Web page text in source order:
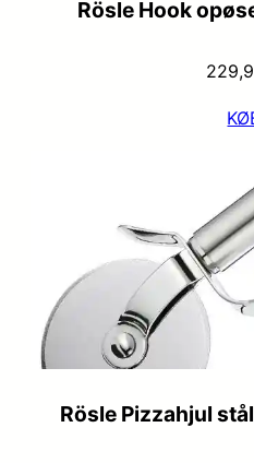
Rösle Hook
Rösle Pizzahjul